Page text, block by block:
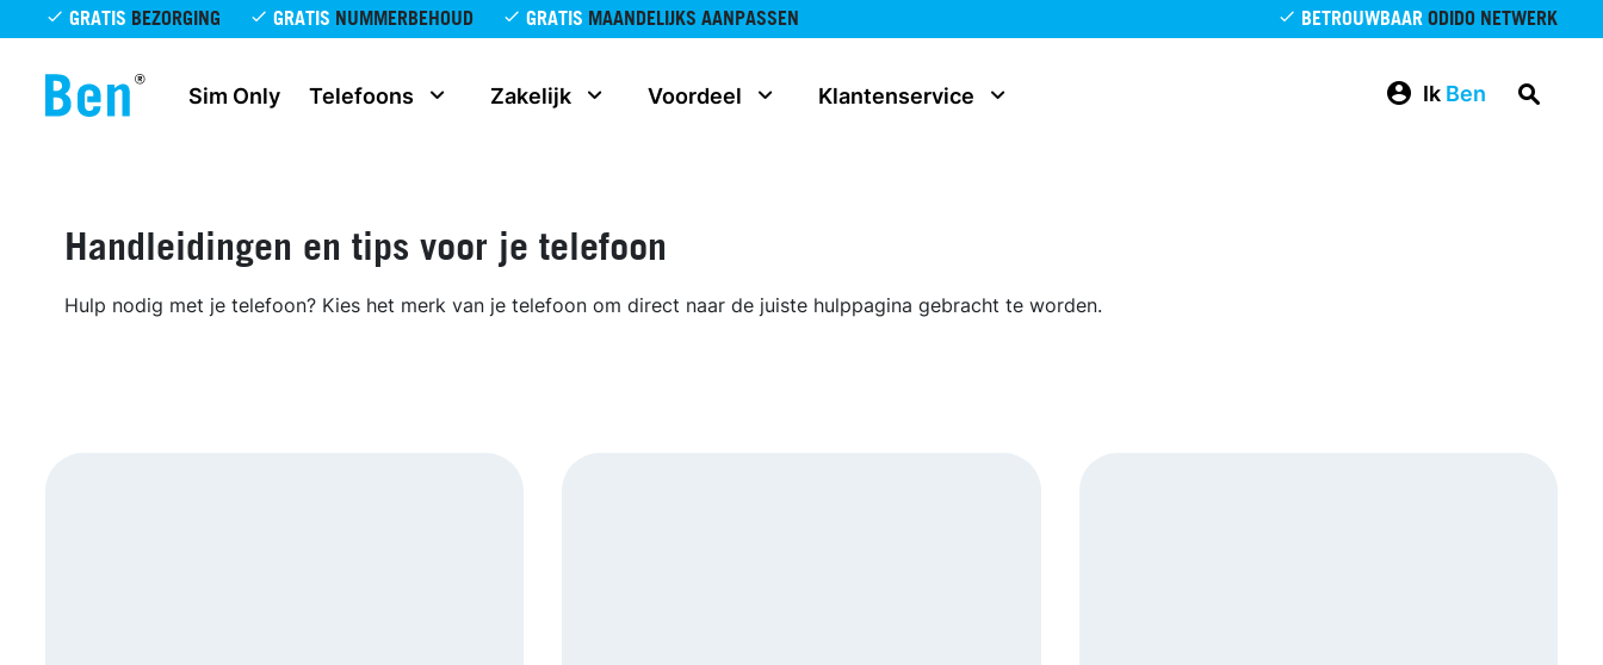
Overslaan en naar de inhoud gaan
GRATIS BEZORGING GRATIS NUMMERBEHOUD GRATIS MAANDELIJKS AANPASSEN BETROUWBAAR ODIDO NETWERK
Sim Only Telefoons Zakelijk Voordeel Klantenservice Ik Ben
Handleidingen en tips voor je telefoon
Hulp nodig met je telefoon? Kies het merk van je telefoon om direct naar de juiste hulppagina gebracht te worden.